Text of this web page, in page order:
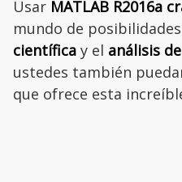
Usar MATLAB R2016a
mundo de
científica y el análisis
ustedes también
que ofrece esta